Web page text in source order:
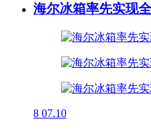
海尔冰箱率先实现
8 07.10